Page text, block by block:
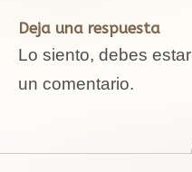
Deja una respuesta
Lo siento, debes estar
un comentario.